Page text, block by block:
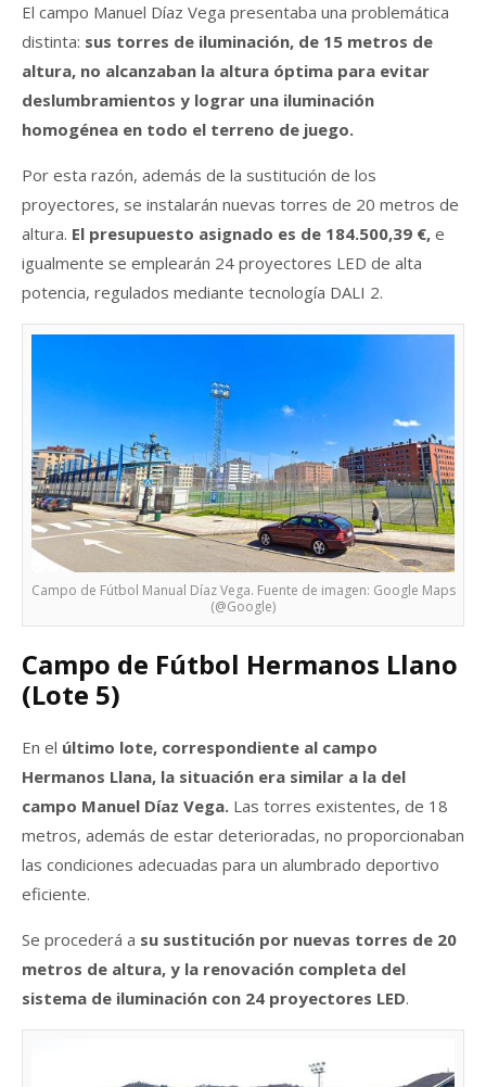
El campo Manuel Díaz Vega presentaba una problemática
distinta: sus torres de iluminación, de 15 metros de
altura, no alcanzaban la altura óptima para evitar
deslumbramientos y lograr una iluminación
homogénea en todo el terreno de juego.
Por esta razón, además de la sustitución de los
proyectores, se instalarán nuevas torres de 20 metros de
altura. El presupuesto asignado es de 184.500,39 €, e
igualmente se emplearán 24 proyectores LED de alta
potencia, regulados mediante tecnología DALI 2.
Campo de Fútbol Manual Díaz Vega. Fuente de imagen: Google Maps
(@Google)
Campo de Fútbol Hermanos Llano
(Lote 5)
En el último lote, correspondiente al campo
Hermanos Llana, la situación era similar a la del
campo Manuel Díaz Vega. Las torres existentes, de 18
metros, además de estar deterioradas, no proporcionaban
las condiciones adecuadas para un alumbrado deportivo
eficiente.
Se procederá a su sustitución por nuevas torres de 20
metros de altura, y la renovación completa del
sistema de iluminación con 24 proyectores LED.